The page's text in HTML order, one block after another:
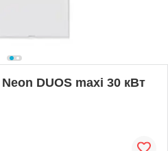
DUOS maxi 30 кВт